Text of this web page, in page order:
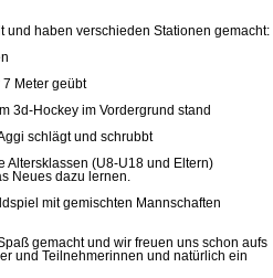
und haben verschieden Stationen gemacht:
7 Meter geübt
3d-Hockey im Vordergrund stand
schlägt und schrubbt
Altersklassen (U8-U18 und Eltern)
Neues dazu lernen.
mit gemischten Mannschaften
gemacht und wir freuen uns schon aufs
und Teilnehmerinnen und natürlich ein